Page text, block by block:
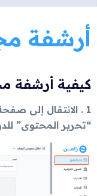
أرشفة
كيفية أرشفة
1 . الانتقال إلى
“تحرير المحتوى”